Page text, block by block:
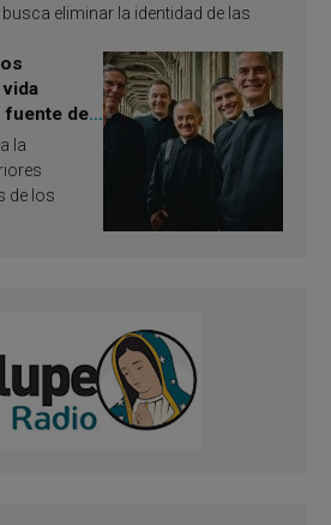
eliminar la identidad de las
fuente de
la
de los